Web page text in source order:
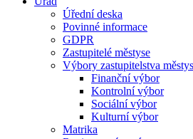
Úřední deska
Povinné informace
GDPR
Zastupitelé městyse
Výbory zastupitelstva
Finanční výbor
Kontrolní výbor
Sociální výbor
Kulturní výbor
Matrika